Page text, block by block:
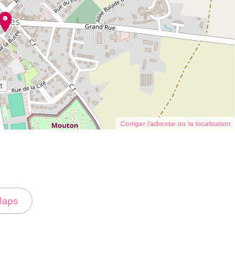
Corriger l’adresse ou la localisation